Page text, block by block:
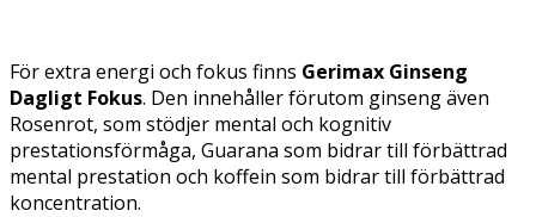
För extra energi och fokus finns Gerimax Ginseng
Dagligt Fokus. Den innehåller förutom ginseng även
Rosenrot, som stödjer mental och kognitiv
prestationsförmåga, Guarana som bidrar till förbättrad
mental prestation och koffein som bidrar till förbättrad
koncentration.